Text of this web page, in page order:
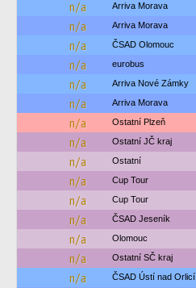
n/a Arriva Morava
n/a Arriva Morava
n/a ČSAD Olomouc
n/a eurobus
n/a Arriva Nové Zámky
n/a Arriva Morava
n/a Ostatní Plzeň
n/a Ostatní JČ kraj
n/a Ostatní
n/a Cup Tour
n/a Cup Tour
n/a ČSAD Jeseník
n/a Olomouc
n/a Ostatní SČ kraj
n/a ČSAD Ústí nad Orlicí